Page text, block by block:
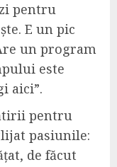
pentru
E un pic
un program
este
aici”.
pentru
pasiunile:
de făcut